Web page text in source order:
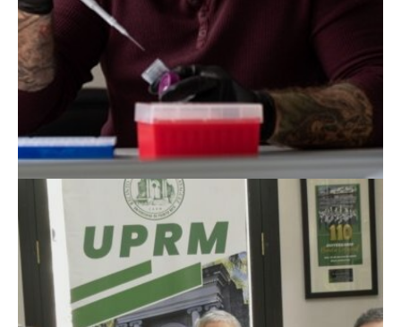
Dr. Timothy J. Colston